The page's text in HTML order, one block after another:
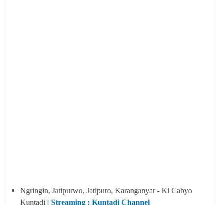
Ngringin, Jatipurwo, Jatipuro, Karanganyar - Ki Cahyo
Kuntadi | Streaming : Kuntadi Channel